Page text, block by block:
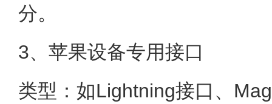
分。
3、苹果设备专用接口
类型：如Lightning接口、